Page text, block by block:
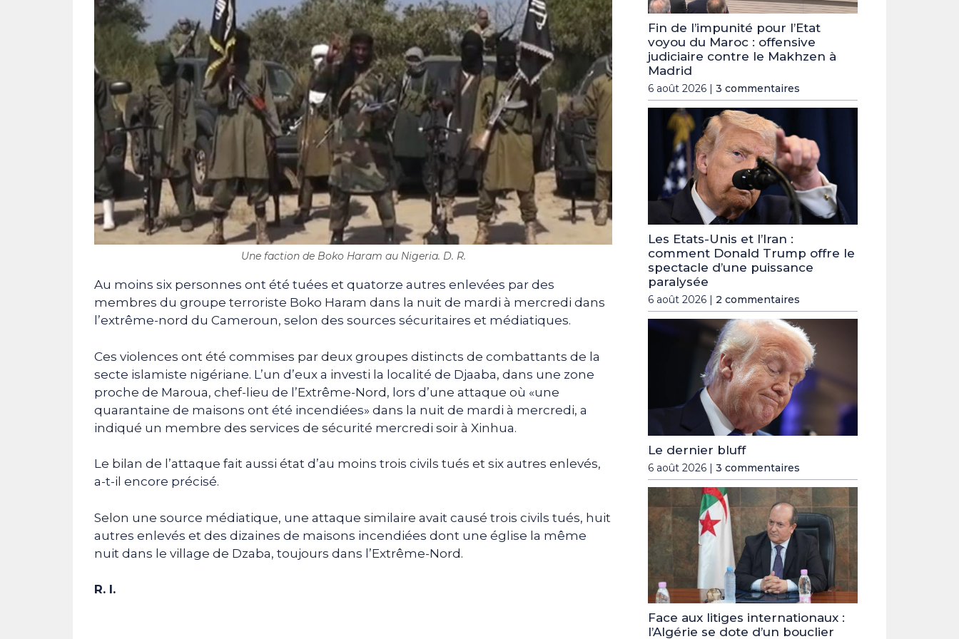
Une faction de Boko Haram au Nigeria. D. R.
Au moins six personnes ont été tuées et quatorze autres enlevées par des
membres du groupe terroriste Boko Haram dans la nuit de mardi à mercredi dans
l’extrême-nord du Cameroun, selon des sources sécuritaires et médiatiques.
Ces violences ont été commises par deux groupes distincts de combattants de la
secte islamiste nigériane. L’un d’eux a investi la localité de Djaaba, dans une zone
proche de Maroua, chef-lieu de l’Extrême-Nord, lors d’une attaque où «une
quarantaine de maisons ont été incendiées» dans la nuit de mardi à mercredi, a
indiqué un membre des services de sécurité mercredi soir à Xinhua.
Le bilan de l’attaque fait aussi état d’au moins trois civils tués et six autres enlevés,
a-t-il encore précisé.
Selon une source médiatique, une attaque similaire avait causé trois civils tués, huit
autres enlevés et des dizaines de maisons incendiées dont une église la même
nuit dans le village de Dzaba, toujours dans l’Extrême-Nord.
R. I.
Fin de l’impunité pour l’Etat
voyou du Maroc : offensive
judiciaire contre le Makhzen à
Madrid
6 août 2026 | 3 commentaires
Les Etats-Unis et l’Iran :
comment Donald Trump offre le
spectacle d’une puissance
paralysée
6 août 2026 | 2 commentaires
Le dernier bluff
6 août 2026 | 3 commentaires
Face aux litiges internationaux :
l’Algérie se dote d’un bouclier